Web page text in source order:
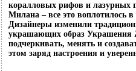
коралловых рифов и лазурных
Милана – все это воплотилось
Дизайнеры изменили
украшающих образ Украшения
подчеркивать, менять и
этом заряд настроения и